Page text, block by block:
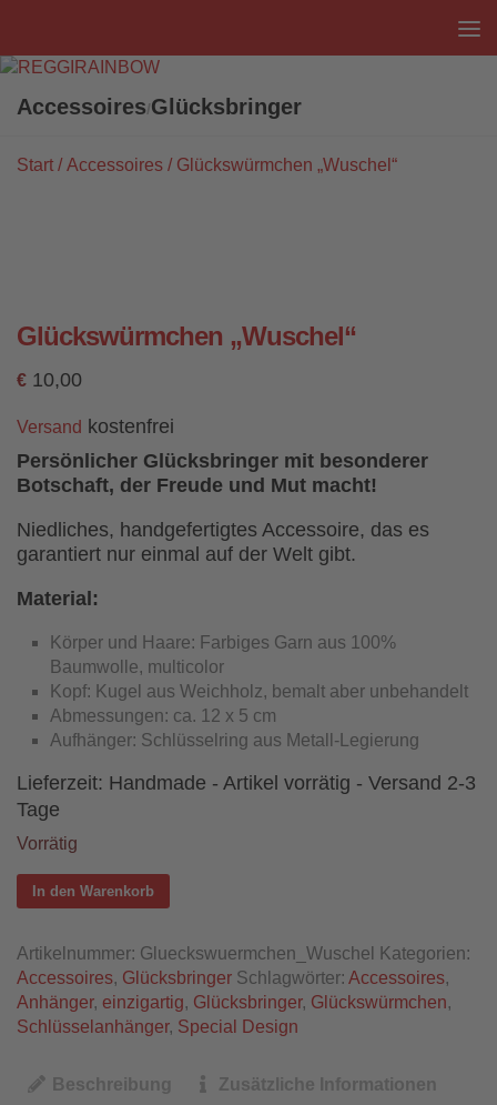
Accessoires/Glücksbringer
Start /Accessoires / Glückswürmchen „Wuschel“
Glückswürmchen „Wuschel“
€ 10,00
Versand kostenfrei
Persönlicher Glücksbringer mit besonderer
Botschaft, der Freude und Mut macht!
­Niedliches, handgefertigtes Accessoire, das es
garantiert nur einmal auf der Welt gibt.
Material:
Körper und Haare: Farbiges Garn aus 100%
Baumwolle, multicolor
Kopf: Kugel aus Weichholz, bemalt aber unbehandelt
Abmessungen: ca. 12 x 5 cm
Aufhänger: Schlüsselring aus Metall-Legierung
Lieferzeit: Handmade - Artikel vorrätig - Versand 2-3
Tage
Vorrätig
In den Warenkorb
Artikelnummer: Glueckswuermchen_Wuschel
Kategorien:
Accessoires, Glücksbringer Schlagwörter: Accessoires,
Anhänger, einzigartig, Glücksbringer, Glückswürmchen,
Schlüsselanhänger, Special Design
Beschreibung
Zusätzliche Informationen